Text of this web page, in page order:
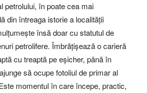
petrolului, în poate cea mai
din întreaga istorie a localității
însă doar cu statutul de
petrolifere. Îmbrățișează o carieră
cu treaptă pe eșicher, până în
să ocupe fotoliul de primar al
momentul în care începe, practic,